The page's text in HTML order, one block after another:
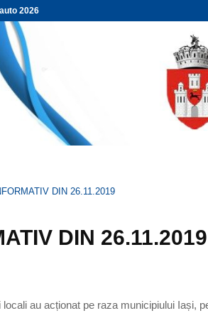
2026
DIN 26.11.2019
DIN 26.11.2019
locali au acționat pe raza municipiului Iași,